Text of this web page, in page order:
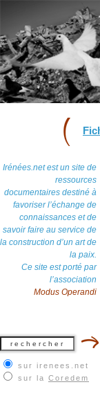
Irénées.net est un site de
ressources
documentaires destiné à
favoriser l’échange de
connaissances et de
savoir faire au service de
la construction d’un art de
la paix.
Ce site est porté par
l’association
Modus Operandi
sur irenees.net
sur la Coredem